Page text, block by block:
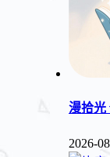
漫拾光
2026-